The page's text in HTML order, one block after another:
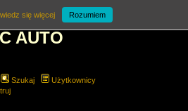
AUTO
Szukaj
Użytkownicy
się więcej Rozumiem